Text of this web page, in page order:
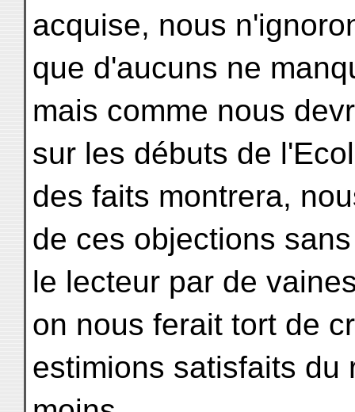
acquise, nous
que d'aucuns ne
mais comme nous
sur les débuts de
des faits montrera,
de ces objections
le lecteur par de
on nous ferait tort de
estimions satisfaits du